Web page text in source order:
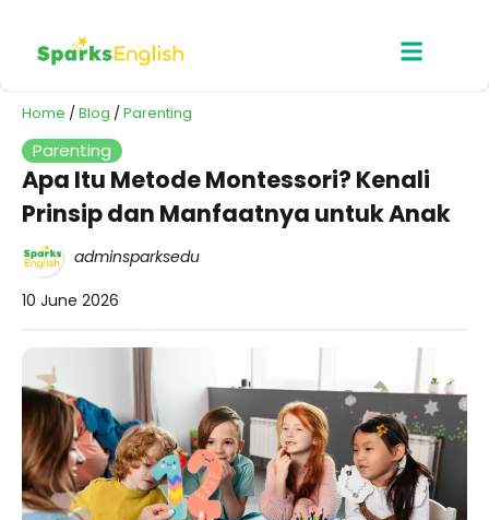
Home /Blog /Parenting
Parenting
Apa Itu Metode Montessori? Kenali
Prinsip dan Manfaatnya untuk Anak
adminsparksedu
10 June 2026